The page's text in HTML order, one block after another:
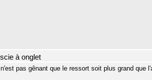
à onglet
pas gênant que le ressort soit plus grand que